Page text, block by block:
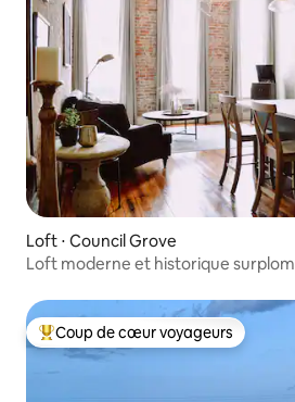
Loft ⋅ Council Grove
Loft moderne et historique
Coups de cœur voyageurs les plus
Coup de cœur voyageurs